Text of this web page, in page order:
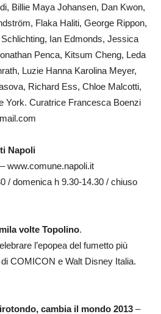
Billie Maya Johansen, Dan Kwon,
Flaka Haliti, George Rippon,
Ian Edmonds, Jessica
Penca, Kitsum Cheng, Leda
Luzie Hanna Karolina Meyer,
Richard Ess, Ch­loe Malcotti,
York. Curatrice Francesca Boenzi
Napoli
www.comune.napoli.it
/ domenica h 9.30-14.30 / chiuso
volte Topolino.
l’epopea del fumet­to più
COMICON e Walt Disney Italia.
cambia il mondo 2013 –